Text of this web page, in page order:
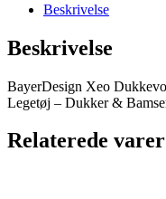
Beskrivelse
Beskrivelse
BayerDesign Xeo
Legetøj – Dukker &
Relaterede varer